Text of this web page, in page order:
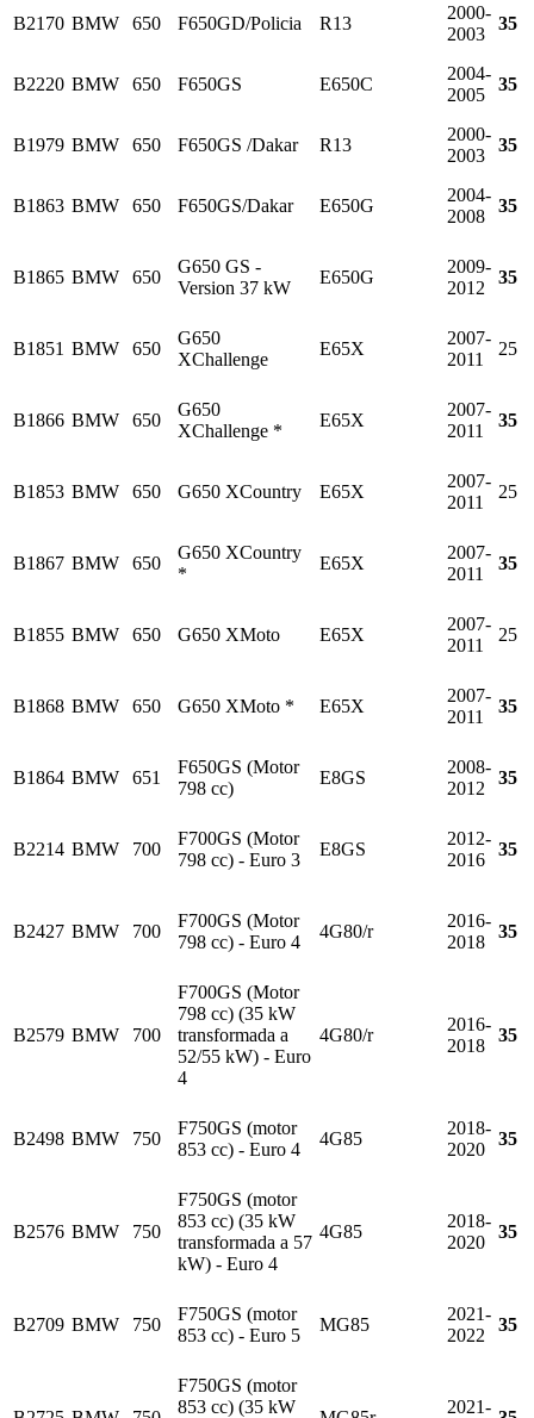
B2170 BMW 650 F650GD/Policia R13
2000-
2003
35
B2220 BMW 650 F650GS E650C
2004-
2005
35
B1979 BMW 650 F650GS /Dakar R13
2000-
2003
35
B1863 BMW 650 F650GS/Dakar E650G
2004-
2008
35
B1865 BMW 650
G650 GS -
Version 37 kW
E650G
2009-
2012
35
B1851 BMW 650
G650
XChallenge
E65X
2007-
2011
25
B1866 BMW 650
G650
XChallenge *
E65X
2007-
2011
35
B1853 BMW 650 G650 XCountry E65X
2007-
2011
25
B1867 BMW 650
G650 XCountry
*
E65X
2007-
2011
35
B1855 BMW 650 G650 XMoto E65X
2007-
2011
25
B1868 BMW 650 G650 XMoto * E65X
2007-
2011
35
B1864 BMW 651
F650GS (Motor
798 cc)
E8GS
2008-
2012
35
B2214 BMW 700
F700GS (Motor
798 cc) - Euro 3
E8GS
2012-
2016
35
B2427 BMW 700
F700GS (Motor
798 cc) - Euro 4
4G80/r
2016-
2018
35
B2579 BMW 700
F700GS (Motor
798 cc) (35 kW
transformada a
52/55 kW) - Euro
4
4G80/r
2016-
2018
35
B2498 BMW 750
F750GS (motor
853 cc) - Euro 4
4G85
2018-
2020
35
B2576 BMW 750
F750GS (motor
853 cc) (35 kW
transformada a 57
kW) - Euro 4
4G85
2018-
2020
35
B2709 BMW 750
F750GS (motor
853 cc) - Euro 5
MG85
2021-
2022
35
F750GS (motor
853 cc) (35 kW
2021-